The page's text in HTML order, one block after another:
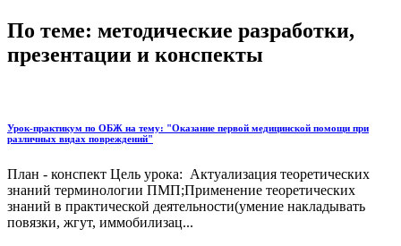
По теме: методические разработки,
презентации и конспекты
Урок-практикум по ОБЖ на тему: "Оказание первой медицинской помощи при
различных видах повреждений"
План - конспект Цель урока: Актуализация теоретических
знаний терминологии ПМП;Применение теоретических
знаний в практической деятельности(умение накладывать
повязки, жгут, иммобилизац...